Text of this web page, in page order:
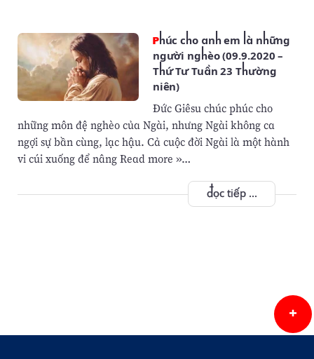
Phúc cho anh em là những
người nghèo (09.9.2020 –
Thứ Tư Tuần 23 Thường
niên)
Đức Giêsu chúc phúc cho
những môn đệ nghèo của Ngài, nhưng Ngài không ca
ngợi sự bần cùng, lạc hậu. Cả cuộc đời Ngài là một hành
vi cúi xuống để nâng Read more »…
đọc tiếp ...